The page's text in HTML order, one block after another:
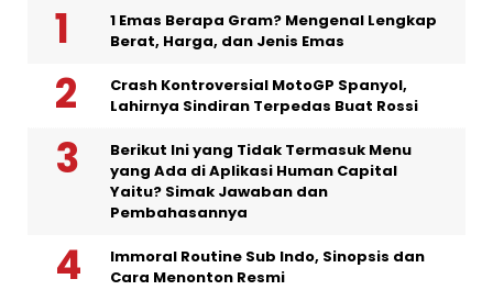
1 Emas Berapa Gram? Mengenal Lengkap
Berat, Harga, dan Jenis Emas
Crash Kontroversial MotoGP Spanyol,
Lahirnya Sindiran Terpedas Buat Rossi
Berikut Ini yang Tidak Termasuk Menu
yang Ada di Aplikasi Human Capital
Yaitu? Simak Jawaban dan
Pembahasannya
Immoral Routine Sub Indo, Sinopsis dan
Cara Menonton Resmi